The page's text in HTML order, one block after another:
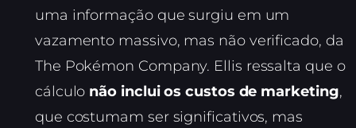
uma informação que surgiu em um
vazamento massivo, mas não verificado, da
The Pokémon Company. Ellis ressalta que o
cálculo não inclui os custos de marketing,
que costumam ser significativos, mas